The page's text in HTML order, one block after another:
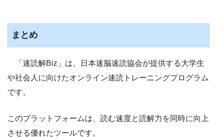
まとめ
「速読解Biz」は、日本速脳速読協会が提供する大学生
や社会人に向けたオンライン速読トレーニングプログラム
です。
このプラットフォームは、読む速度と読解力を同時に向上
させる優れたツールです。